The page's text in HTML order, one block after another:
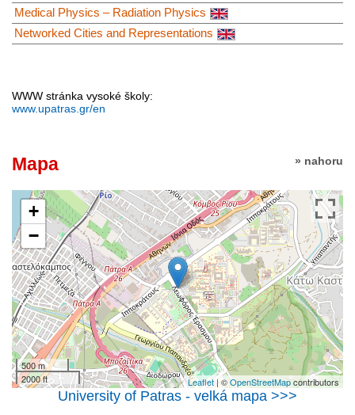
Medical Physics – Radiation Physics
Networked Cities and Representations
WWW stránka vysoké školy:
www.upatras.gr/en
» nahoru
Mapa
+
−
500 m
2000 ft
Leaflet| ©OpenStreetMapcontributors
University of Patras - velká mapa >>>